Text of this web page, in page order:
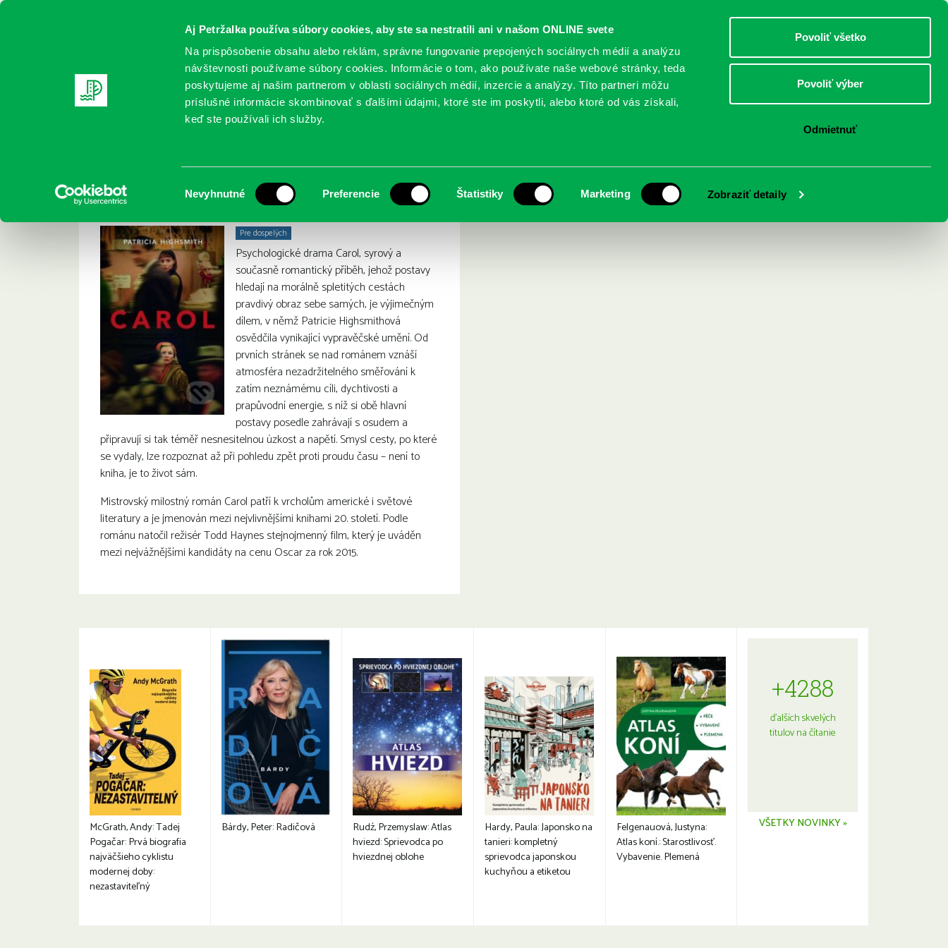
Aj Petržalka používa súbory cookies, aby ste sa nestratili ani v našom ONLINE svete
Na prispôsobenie obsahu alebo reklám, správne fungovanie prepojených sociálnych médií a analýzu
návštevnosti používame súbory cookies. Informácie o tom, ako používate naše webové stránky, teda
poskytujeme aj našim partnerom v oblasti sociálnych médií, inzercie a analýzy. Títo partneri môžu
príslušné informácie skombinovať s ďalšími údajmi, ktoré ste im poskytli, alebo ktoré od vás získali,
keď ste používali ich služby.
súhlasu
Nevyhnutné Preferencie Štatistiky Marketing Zobraziť detaily
Povoliť všetko
Povoliť výber
Odmietnuť
DOSPELÍ
REGISTRUJTE SA ONLINE KATALÓGY SLUŽBY PODUJATIA POBOČKY O KNIŽNICI
Patricia Highsmith :Carol
Pre dospelých
Psychologické drama Carol, syrový a
současně romantický příběh, jehož postavy
hledají na morálně spletitých cestách
pravdivý obraz sebe samých, je výjimečným
dílem, v němž Patricie Highsmithová
osvědčila vynikající vypravěčské umění. Od
prvních stránek se nad románem vznáší
atmosféra nezadržitelného směřování k
zatím neznámému cíli, dychtivosti a
prapůvodní energie, s níž si obě hlavní
postavy posedle zahrávají s osudem a
připravují si tak téměř nesnesitelnou úzkost a napětí. Smysl cesty, po které
se vydaly, lze rozpoznat až při pohledu zpět proti proudu času – není to
kniha, je to život sám.
Mistrovský milostný román Carol patří k vrcholům americké i světové
literatury a je jmenován mezi nejvlivnějšími knihami 20. století. Podle
románu natočil režisér Todd Haynes stejnojmenný film, který je uváděn
mezi nejvážnějšími kandidáty na cenu Oscar za rok 2015.
McGrath, Andy: Tadej
Pogačar: Prvá biografia
najväčšieho cyklistu
modernej doby:
nezastaviteľný
Bárdy, Peter: Radičová
Rudź, Przemyslaw: Atlas
hviezd: Sprievodca po
hviezdnej oblohe
Hardy, Paula: Japonsko na
tanieri: kompletný
sprievodca japonskou
kuchyňou a etiketou
Felgenauová, Justyna:
Atlas koní.: Starostlivosť.
Vybavenie. Plemená
+4288
ďalších skvelých
titulov na čítanie
VŠETKY NOVINKY »